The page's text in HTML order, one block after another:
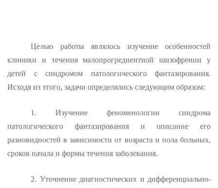
Целью работы являлось изучение особенностей
клиники и течения малопрогредиентной шизофрении у
детей с синдромом патологического фантазирования.
Исходя из это­го, задачи определялись следующим образом:
1. Изучение феноменологии синдрома
патологического фантази­рования и описание его
разновидностей в зависимости от возраста и пола больных,
сроков начала и формы течения заболевания.
2. Уточнение диагностических и дифференциально-